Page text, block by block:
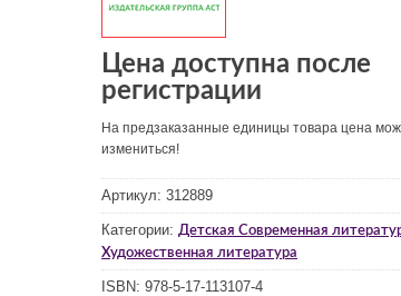
Цена доступна после
регистрации
На предзаказанные единицы товара цена
измениться!
Артикул: 312889
Категории: Детская Современная
Художественная литература
ISBN: 978-5-17-113107-4